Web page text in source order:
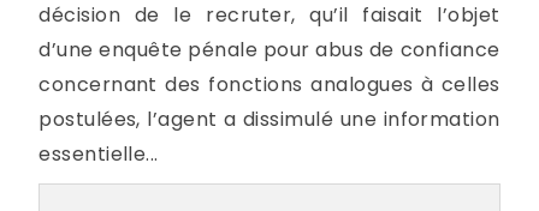
décision de le recruter, qu’il faisait l’objet
d’une enquête pénale pour abus de confiance
concernant des fonctions analogues à celles
postulées, l’agent a dissimulé une information
essentielle...